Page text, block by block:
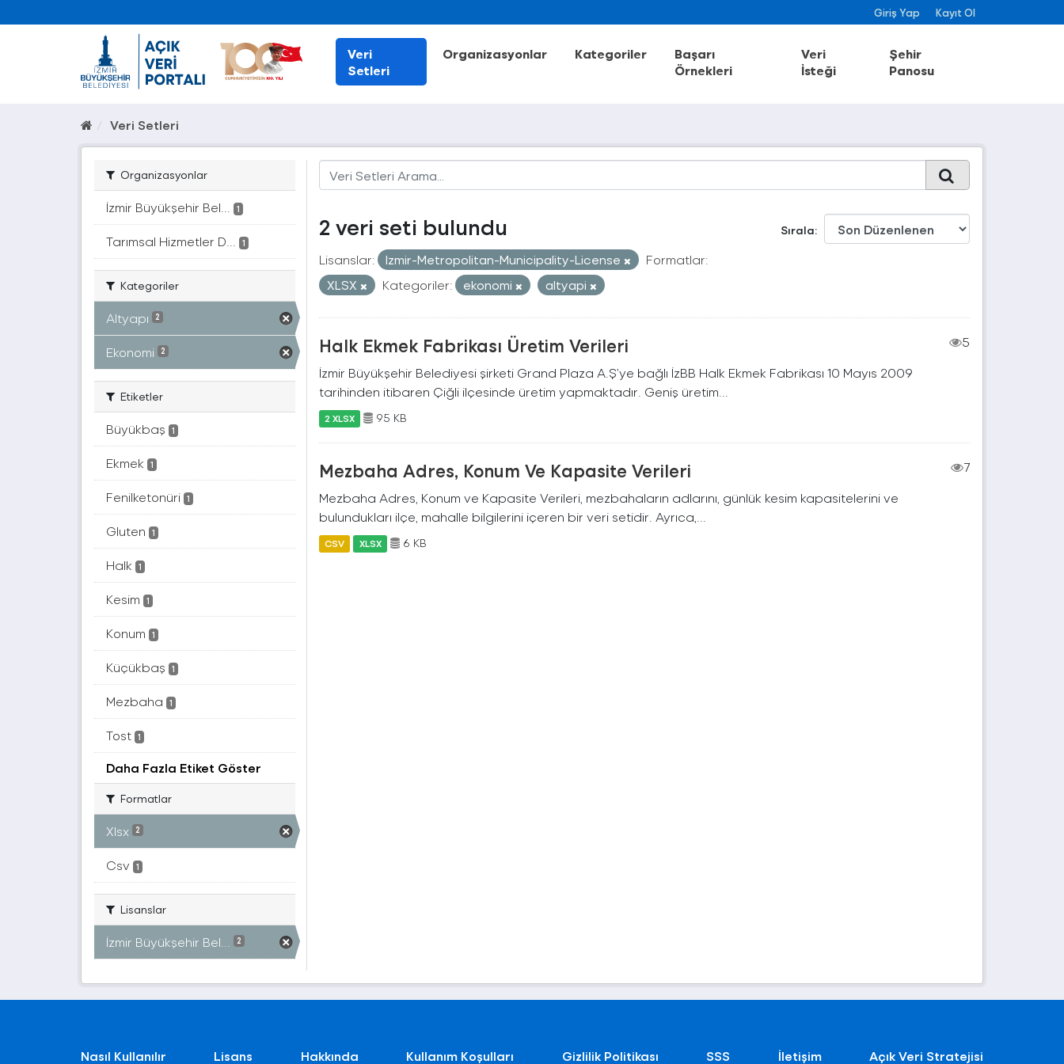
Giriş Yap Kayıt Ol
Veri
Setleri
Organizasyonlar Kategoriler
Başarı
Örnekleri
Veri
İsteği
Şehir
Panosu
Veri Setleri
Organizasyonlar
İzmir Büyükşehir Bel... 1
Tarımsal Hizmetler D... 1
Kategoriler
Altyapı 2
Ekonomi 2
Etiketler
Büyükbaş 1
Ekmek 1
Fenilketonüri 1
Gluten 1
Halk 1
Kesim 1
Konum 1
Küçükbaş 1
Mezbaha 1
Tost 1
Daha Fazla Etiket Göster
Formatlar
Xlsx 2
Csv 1
Lisanslar
İzmir Büyükşehir Bel... 2
Sırala
2 veri seti bulundu
Lisanslar: Izmir-Metropolitan-Municipality-License
Formatlar:
XLSX
Kategoriler: ekonomi altyapi
Halk Ekmek Fabrikası Üretim Verileri
5
İzmir Büyükşehir Belediyesi şirketi Grand Plaza A.Ş’ye bağlı İzBB Halk Ekmek Fabrikası 10 Mayıs 2009
tarihinden itibaren Çiğli ilçesinde üretim yapmaktadır. Geniş üretim...
2 XLSX 95 KB
Mezbaha Adres, Konum Ve Kapasite Verileri
7
Mezbaha Adres, Konum ve Kapasite Verileri, mezbahaların adlarını, günlük kesim kapasitelerini ve
bulundukları ilçe, mahalle bilgilerini içeren bir veri setidir. Ayrıca,...
CSV XLSX 6 KB
Nasıl Kullanılır Lisans Hakkında Kullanım Koşulları Gizlilik Politikası SSS İletişim Açık Veri Stratejisi